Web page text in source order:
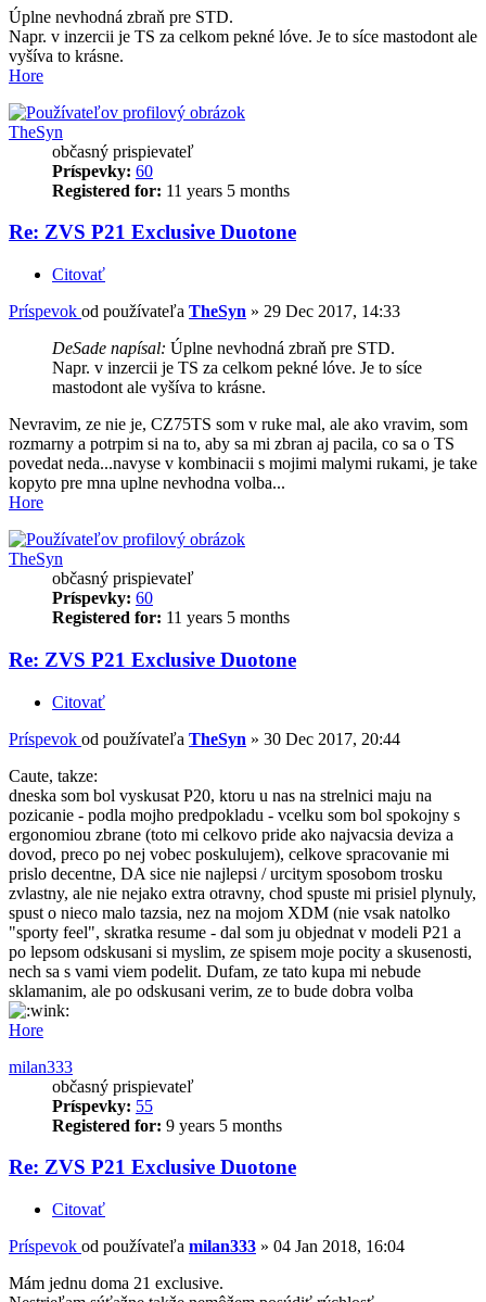
Úplne nevhodná zbraň pre STD.
Napr. v inzercii je TS za celkom pekné lóve. Je to síce mastodont ale
vyšíva to krásne.
Hore
TheSyn
občasný prispievateľ
Príspevky: 60
Registered for: 11 years 5 months
Re: ZVS P21 Exclusive Duotone
Citovať
Príspevok od používateľa TheSyn » 29 Dec 2017, 14:33
DeSade napísal: Úplne nevhodná zbraň pre STD.
Napr. v inzercii je TS za celkom pekné lóve. Je to síce
mastodont ale vyšíva to krásne.
Nevravim, ze nie je, CZ75TS som v ruke mal, ale ako vravim, som
rozmarny a potrpim si na to, aby sa mi zbran aj pacila, co sa o TS
povedat neda...navyse v kombinacii s mojimi malymi rukami, je take
kopyto pre mna uplne nevhodna volba...
Hore
TheSyn
občasný prispievateľ
Príspevky: 60
Registered for: 11 years 5 months
Re: ZVS P21 Exclusive Duotone
Citovať
Príspevok od používateľa TheSyn » 30 Dec 2017, 20:44
Caute, takze:
dneska som bol vyskusat P20, ktoru u nas na strelnici maju na
pozicanie - podla mojho predpokladu - vcelku som bol spokojny s
ergonomiou zbrane (toto mi celkovo pride ako najvacsia deviza a
dovod, preco po nej vobec poskulujem), celkove spracovanie mi
prislo decentne, DA sice nie najlepsi / urcitym sposobom trosku
zvlastny, ale nie nejako extra otravny, chod spuste mi prisiel plynuly,
spust o nieco malo tazsia, nez na mojom XDM (nie vsak natolko
"sporty feel", skratka resume - dal som ju objednat v modeli P21 a
po lepsom odskusani si myslim, ze spisem moje pocity a skusenosti,
nech sa s vami viem podelit. Dufam, ze tato kupa mi nebude
sklamanim, ale po odskusani verim, ze to bude dobra volba
Hore
milan333
občasný prispievateľ
Príspevky: 55
Registered for: 9 years 5 months
Re: ZVS P21 Exclusive Duotone
Citovať
Príspevok od používateľa milan333 » 04 Jan 2018, 16:04
Mám jednu doma 21 exclusive.